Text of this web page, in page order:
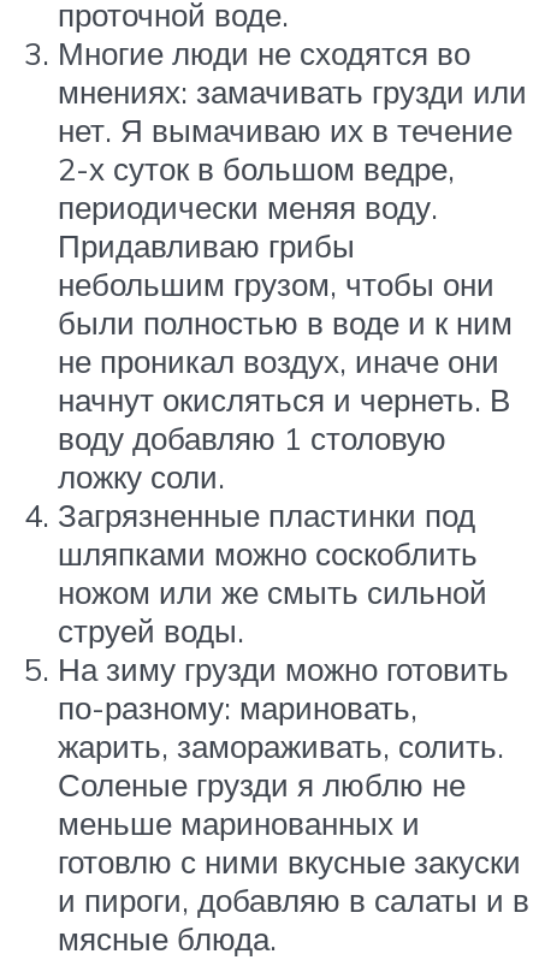
проточной воде.
Многие люди не сходятся во
мнениях: замачивать грузди или
нет. Я вымачиваю их в течение
2-х суток в большом ведре,
периодически меняя воду.
Придавливаю грибы
небольшим грузом, чтобы они
были полностью в воде и к ним
не проникал воздух, иначе они
начнут окисляться и чернеть. В
воду добавляю 1 столовую
ложку соли.
Загрязненные пластинки под
шляпками можно соскоблить
ножом или же смыть сильной
струей воды.
На зиму грузди можно готовить
по-разному: мариновать,
жарить, замораживать, солить.
Соленые грузди я люблю не
меньше маринованных и
готовлю с ними вкусные закуски
и пироги, добавляю в салаты и в
мясные блюда.